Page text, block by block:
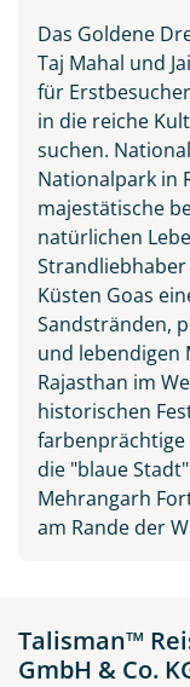
Das Goldene
Taj Mahal und
für
in die reiche
suchen.
Nationalpark in
majestätische
natürlichen
Küsten Goas
Sandstränden,
und lebendigen
Rajasthan im
historischen
farbenprächtige
die "blaue
Mehrangarh
am Rande der
Talisman™
GmbH & Co.